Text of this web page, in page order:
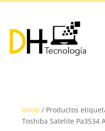
Inicio/ Productos
Toshiba Satelite Pa3534